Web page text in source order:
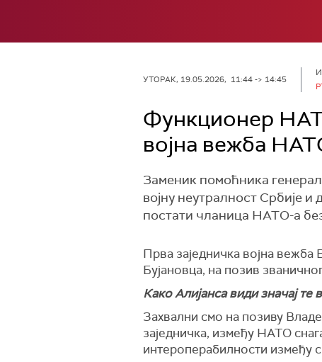
УТОРАК, 19.05.2026, 11:44 -> 14:45
Функционер
војна вежба
Заменик помоћника
војну неутралност Србије
постати чланица НАТО-а
Прва заједничка војна
Бујановца, на позив
Како Алијанса види значај
Захвални смо на позиву
заједничка, између НАТО
интероперабилности између